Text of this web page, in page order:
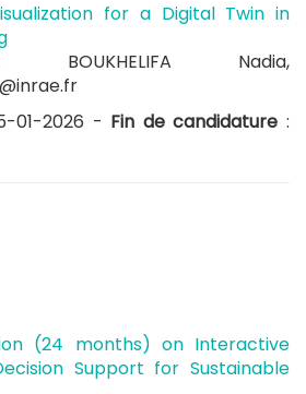
for a Digital Twin in
Nadia,
01-2026 - Fin de candidature :
(24 months) on Interactive
Support for Sustainable